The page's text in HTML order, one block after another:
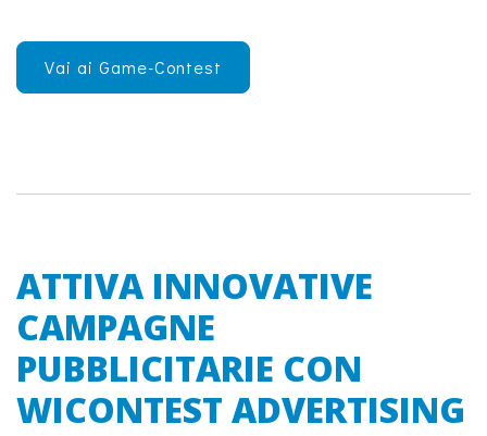
Vai ai Game-Contest
ATTIVA INNOVATIVE
CAMPAGNE
PUBBLICITARIE CON
WICONTEST ADVERTISING